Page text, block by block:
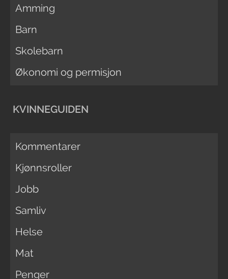
Amming
Barn
Skolebarn
Økonomi og permisjon
KVINNEGUIDEN
Kommentarer
Kjønnsroller
Jobb
Samliv
Helse
Mat
Penger